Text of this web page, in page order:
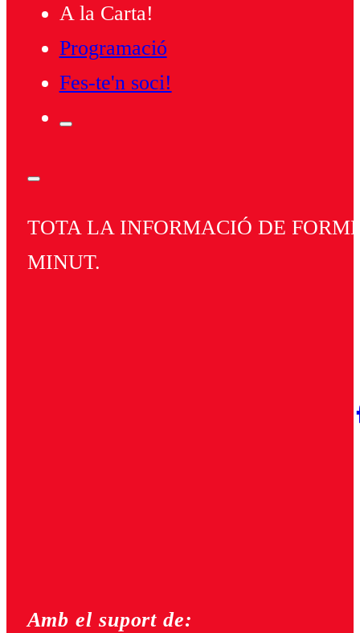
A la Carta!
Programació
Fes-te'n soci!
TOTA LA INFORMACIÓ DE
MINUT.
Amb el suport de: